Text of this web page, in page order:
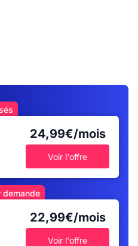
24,99€/mois
Voir l'offre
demande
22,99€/mois
Voir l'offre